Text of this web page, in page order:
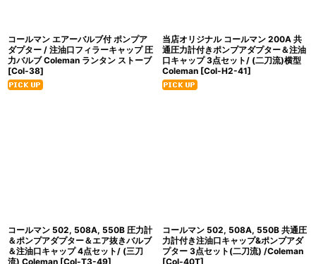
コールマン エアーバルブ付 ポンプア
ダプター / 注油口フィラーキャップ 圧
力バルブ Coleman ランタン ストーブ
[Col-38]
当店オリジナル コールマン 200A 共
通圧力計付きポンプアダプター＆注油
口キャップ 3点セット/ (二刀流)横型
Coleman [Col-H2-41]
コールマン 502, 508A, 550B 圧力計
＆ポンプアダプター＆エア抜きバルブ
＆注油口キャップ 4点セット/ (三刀
流) Coleman [Col-T3-49]
コールマン 502, 508A, 550B 共通圧
力計付き注油口キャップ&ポンプアダ
プター 3点セット(二刀流) /Coleman
[Col-40T]